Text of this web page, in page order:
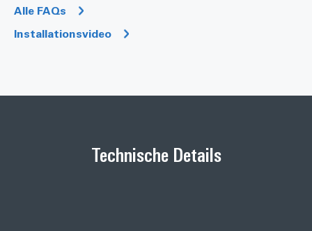
Alle FAQs
Installationsvideo
Technische Details